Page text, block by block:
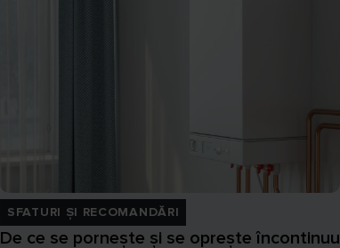
SFATURI ȘI RECOMANDĂRI
De ce se pornește și se oprește încontinuu